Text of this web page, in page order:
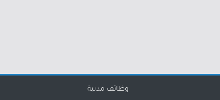
وظائف مدنية